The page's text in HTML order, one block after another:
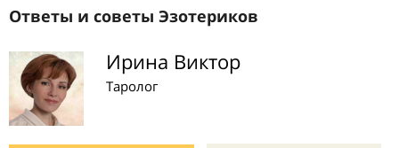
Ответы и советы Эзотериков
Ирина Виктор
Таролог